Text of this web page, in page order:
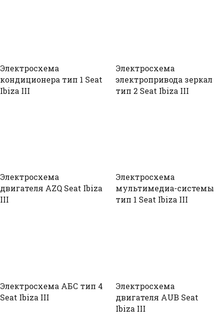
Электросхема
кондиционера тип 1 Seat
Ibiza III
Электросхема
электропривода зеркал
тип 2 Seat Ibiza III
Электросхема
двигателя AZQ Seat Ibiza
III
Электросхема
мультимедиа-системы
тип 1 Seat Ibiza III
Электросхема АБС тип 4
Seat Ibiza III
Электросхема
двигателя AUB Seat
Ibiza III